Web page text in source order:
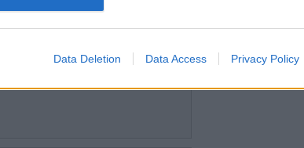
Data Deletion Data Access Privacy Policy